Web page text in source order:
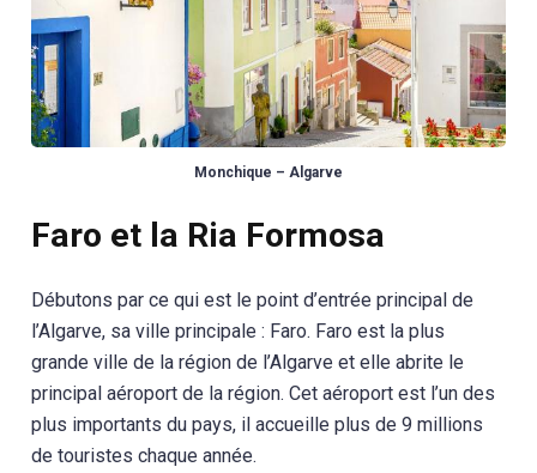
Monchique – Algarve
Faro et la Ria Formosa
Débutons par ce qui est le point d’entrée principal de
l’Algarve, sa ville principale : Faro. Faro est la plus
grande ville de la région de l’Algarve et elle abrite le
principal aéroport de la région. Cet aéroport est l’un des
plus importants du pays, il accueille plus de 9 millions
de touristes chaque année.